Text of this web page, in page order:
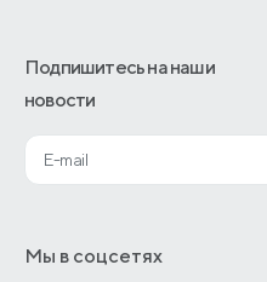
Подпишитесь на наши
новости
Мы в соцсетях